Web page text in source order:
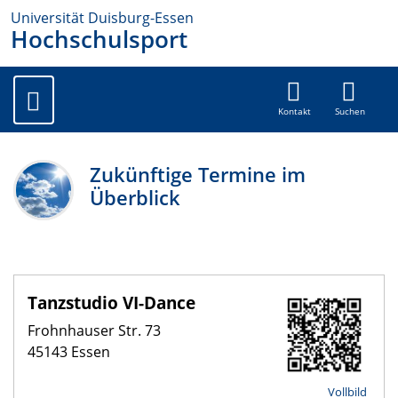
Universität Duisburg-Essen
Hochschulsport
Kontakt Suchen
Zukünftige Termine im
Überblick
Tanzstudio VI-Dance
Frohnhauser Str. 73
45143 Essen
Vollbild